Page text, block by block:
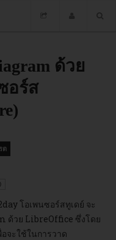
ด้วย
อร์ส
โอเพนซอร์สทูเดย์ จะ
ด้วย LibreOffice ซึ่งโดย
จะใช้ในการวาด